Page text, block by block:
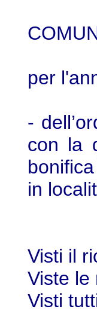
per
-
con la
in
Visti il
Viste le
Visti